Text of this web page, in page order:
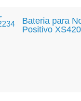
Bateria para
Positivo